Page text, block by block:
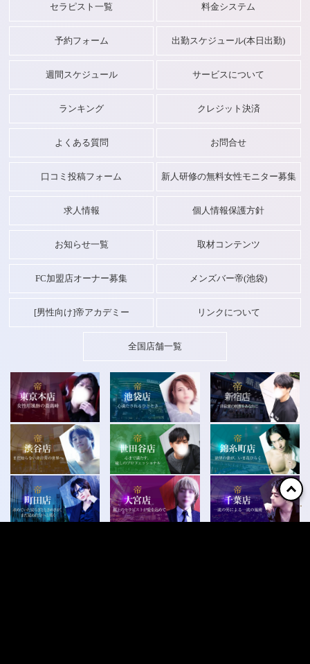
セラピスト一覧 料金システム
予約フォーム 出勤スケジュール(本日出勤)
週間スケジュール サービスについて
ランキング クレジット決済
よくある質問 お問合せ
口コミ投稿フォーム 新人研修の無料女性モニター募集
求人情報 個人情報保護方針
お知らせ一覧 取材コンテンツ
FC加盟店オーナー募集 メンズバー帝(池袋)
[男性向け]帝アカデミー リンクについて
全国店舗一覧